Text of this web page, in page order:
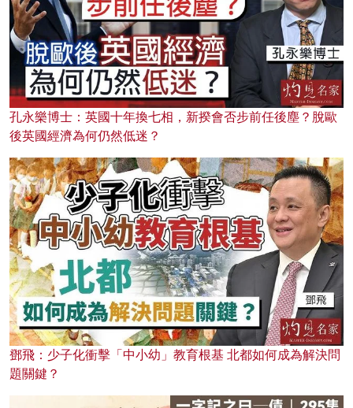
孔永樂博士：英國十年換七相，新揆會否步前任後塵？脫歐
後英國經濟為何仍然低迷？
鄧飛：少子化衝擊「中小幼」教育根基 北都如何成為解決問
題關鍵？